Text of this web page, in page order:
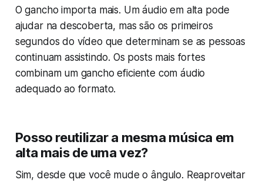
O gancho importa mais. Um áudio em alta pode
ajudar na descoberta, mas são os primeiros
segundos do vídeo que determinam se as pessoas
continuam assistindo. Os posts mais fortes
combinam um gancho eficiente com áudio
adequado ao formato.
Posso reutilizar a mesma música em
alta mais de uma vez?
Sim, desde que você mude o ângulo. Reaproveitar